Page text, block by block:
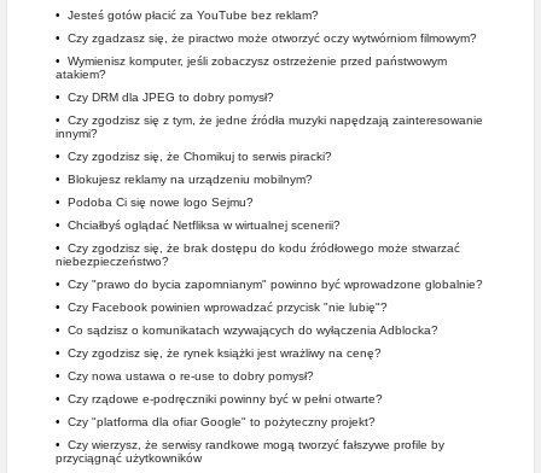
• Jesteś gotów płacić za YouTube bez reklam?
• Czy zgadzasz się, że piractwo może otworzyć oczy wytwórniom filmowym?
• Wymienisz komputer, jeśli zobaczysz ostrzeżenie przed państwowym
atakiem?
• Czy DRM dla JPEG to dobry pomysł?
• Czy zgodzisz się z tym, że jedne źródła muzyki napędzają zainteresowanie
innymi?
• Czy zgodzisz się, że Chomikuj to serwis piracki?
• Blokujesz reklamy na urządzeniu mobilnym?
• Podoba Ci się nowe logo Sejmu?
• Chciałbyś oglądać Netfliksa w wirtualnej scenerii?
• Czy zgodzisz się, że brak dostępu do kodu źródłowego może stwarzać
niebezpieczeństwo?
• Czy "prawo do bycia zapomnianym" powinno być wprowadzone globalnie?
• Czy Facebook powinien wprowadzać przycisk "nie lubię"?
• Co sądzisz o komunikatach wzywających do wyłączenia Adblocka?
• Czy zgodzisz się, że rynek książki jest wrażliwy na cenę?
• Czy nowa ustawa o re-use to dobry pomysł?
• Czy rządowe e-podręczniki powinny być w pełni otwarte?
• Czy "platforma dla ofiar Google" to pożyteczny projekt?
• Czy wierzysz, że serwisy randkowe mogą tworzyć fałszywe profile by
przyciągnąć użytkowników